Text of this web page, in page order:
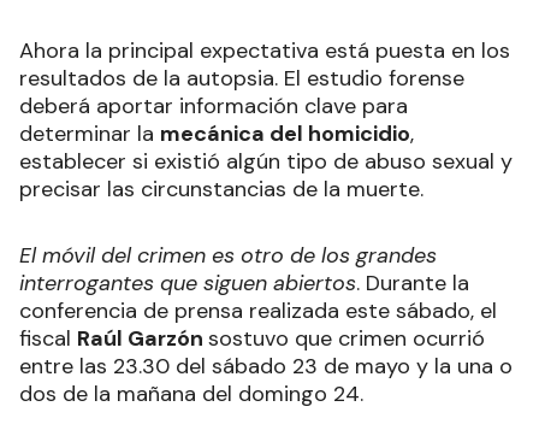
Ahora la principal expectativa está puesta en los
resultados de la autopsia. El estudio forense
deberá aportar información clave para
determinar la mecánica del homicidio,
establecer si existió algún tipo de abuso sexual y
precisar las circunstancias de la muerte.
El móvil del crimen es otro de los grandes
interrogantes que siguen abiertos. Durante la
conferencia de prensa realizada este sábado, el
fiscal Raúl Garzón sostuvo que crimen ocurrió
entre las 23.30 del sábado 23 de mayo y la una o
dos de la mañana del domingo 24.